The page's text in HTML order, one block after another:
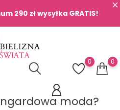
290 zł wysyłka GRATIS!
0
0
moda?